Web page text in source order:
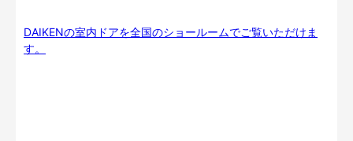
DAIKENの室内ドアを全国のショールームでご覧いただけま
す。